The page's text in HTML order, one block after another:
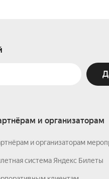
и организаторам
и организаторам
система Яндекс Билеты